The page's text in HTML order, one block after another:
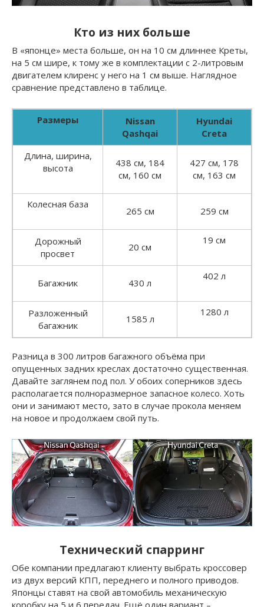
Кто из них больше
В «японце» места больше, он на 10 см длиннее Креты,
на 5 см шире, к тому же в комплектации с 2-литровым
двигателем клиренс у него на 1 см выше. Наглядное
сравнение представлено в таблице.
Размеры
Nissan
Qashqai
Hyundai
Creta
Длина, ширина,
высота
438 см, 184
см, 160 см
427 см, 178
см, 163 см
Колесная база
265 см 259 см
Дорожный
просвет
20 см
19 см
Багажник 430 л
402 л
Разложенный
багажник
1585 л
1280 л
Разница в 300 литров багажного объёма при
опущенных задних креслах достаточно существенная.
Давайте заглянем под пол. У обоих соперников здесь
располагается полноразмерное запасное колесо. Хоть
они и занимают место, зато в случае прокола меняем
на новое и продолжаем свой путь.
Технический спарринг
Обе компании предлагают клиенту выбрать кроссовер
из двух версий КПП, переднего и полного приводов.
Японцы ставят на свой автомобиль механическую